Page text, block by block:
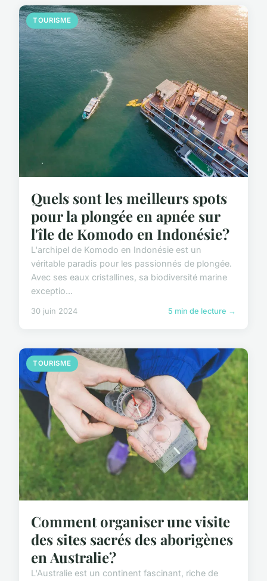
TOURISME
Quels sont les meilleurs spots
pour la plongée en apnée sur
l'île de Komodo en Indonésie?
L'archipel de Komodo en Indonésie est un
véritable paradis pour les passionnés de plongée.
Avec ses eaux cristallines, sa biodiversité marine
exceptio...
30 juin 2024 5 min de lecture →
TOURISME
Comment organiser une visite
des sites sacrés des aborigènes
en Australie?
L'Australie est un continent fascinant, riche de